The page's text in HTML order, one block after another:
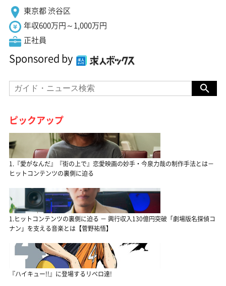
東京都 渋谷区
年収600万円～1,000万円
正社員
Sponsored by
ピックアップ
1.『愛がなんだ』『街の上で』恋愛映画の妙手・今泉力哉の制作手法とは－
ヒットコンテンツの裏側に迫る
1.ヒットコンテンツの裏側に迫る － 興行収入130億円突破「劇場版名探偵コ
ナン」を支える音楽とは【菅野祐悟】
『ハイキュー!!』に登場するリベロ達!